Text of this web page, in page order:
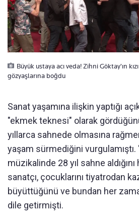
Büyük ustaya acı veda! Zihni Göktay'ın
gözyaşlarına boğdu
Sanat yaşamına ilişkin yaptığı
"ekmek teknesi" olarak
yıllarca sahnede olmasına
yaşam sürmediğini
müzikalinde 28 yıl sahne
sanatçı, çocuklarını tiyatrodan
büyüttüğünü ve bundan her
dile getirmişti.